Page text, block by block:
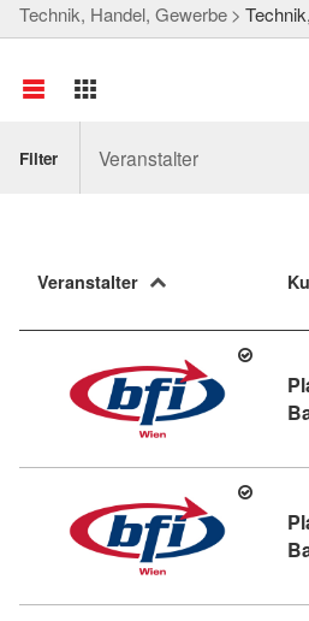
Technik, Handel, Gewerbe
Filter Veranstalter
Veranstalter